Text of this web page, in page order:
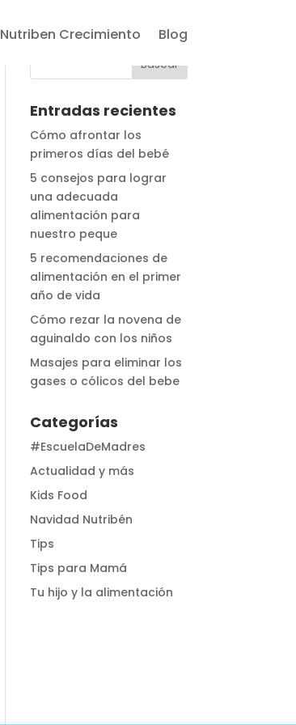
Nutriben Crecimiento Blog
Entradas recientes
Cómo afrontar los
primeros días del bebé
5 consejos para lograr
una adecuada
alimentación para
nuestro peque
5 recomendaciones de
alimentación en el primer
año de vida
Cómo rezar la novena de
aguinaldo con los niños
Masajes para eliminar los
gases o cólicos del bebe
Categorías
#EscuelaDeMadres
Actualidad y más
Kids Food
Navidad Nutribén
Tips
Tips para Mamá
Tu hijo y la alimentación